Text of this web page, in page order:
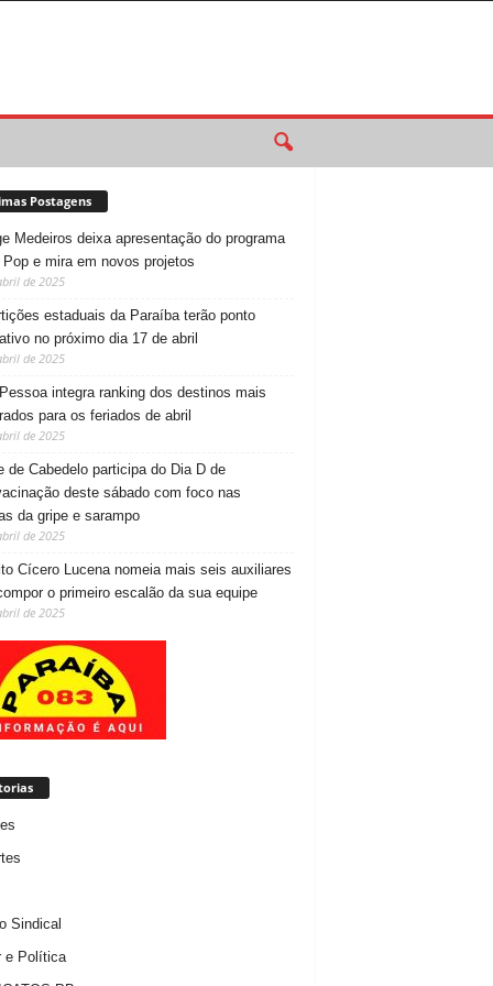
Postagens
Medeiros deixa apresentação do programa
Pop e mira em novos projetos
de 2025
estaduais da Paraíba terão ponto
no próximo dia 17 de abril
de 2025
integra ranking dos destinos mais
para os feriados de abril
de 2025
de Cabedelo participa do Dia D de
deste sábado com foco nas
da gripe e sarampo
de 2025
Cícero Lucena nomeia mais seis auxiliares
o primeiro escalão da sua equipe
de 2025
Sindical
e Política